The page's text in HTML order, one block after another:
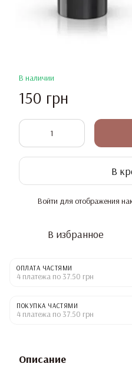
В наличии
150 грн
В
Войти для отображения
В избранное
ОПЛАТА ЧАСТЯМИ
4 платежа по 37.50 грн
ПОКУПКА ЧАСТЯМИ
4 платежа по 37.50 грн
Описание